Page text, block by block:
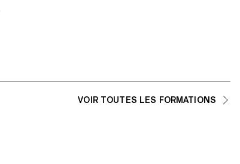
VOIR TOUTES LES FORMATIONS